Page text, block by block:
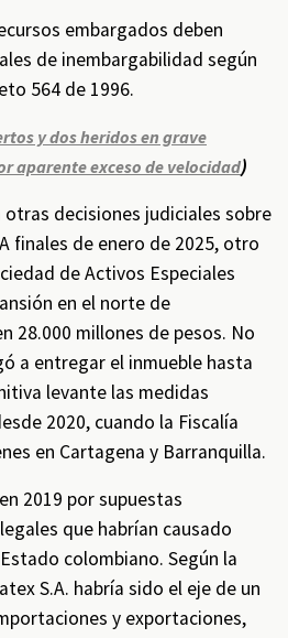
embargados deben
de inembargabilidad según
564 de 1996.
y dos heridos en grave
aparente exceso de velocidad)
otras decisiones judiciales sobre
finales de enero de 2025, otro
de Activos Especiales
en el norte de
28.000 millones de pesos. No
a entregar el inmueble hasta
levante las medidas
2020, cuando la Fiscalía
en Cartagena y Barranquilla.
2019 por supuestas
que habrían causado
colombiano. Según la
S.A. habría sido el eje de un
y exportaciones,